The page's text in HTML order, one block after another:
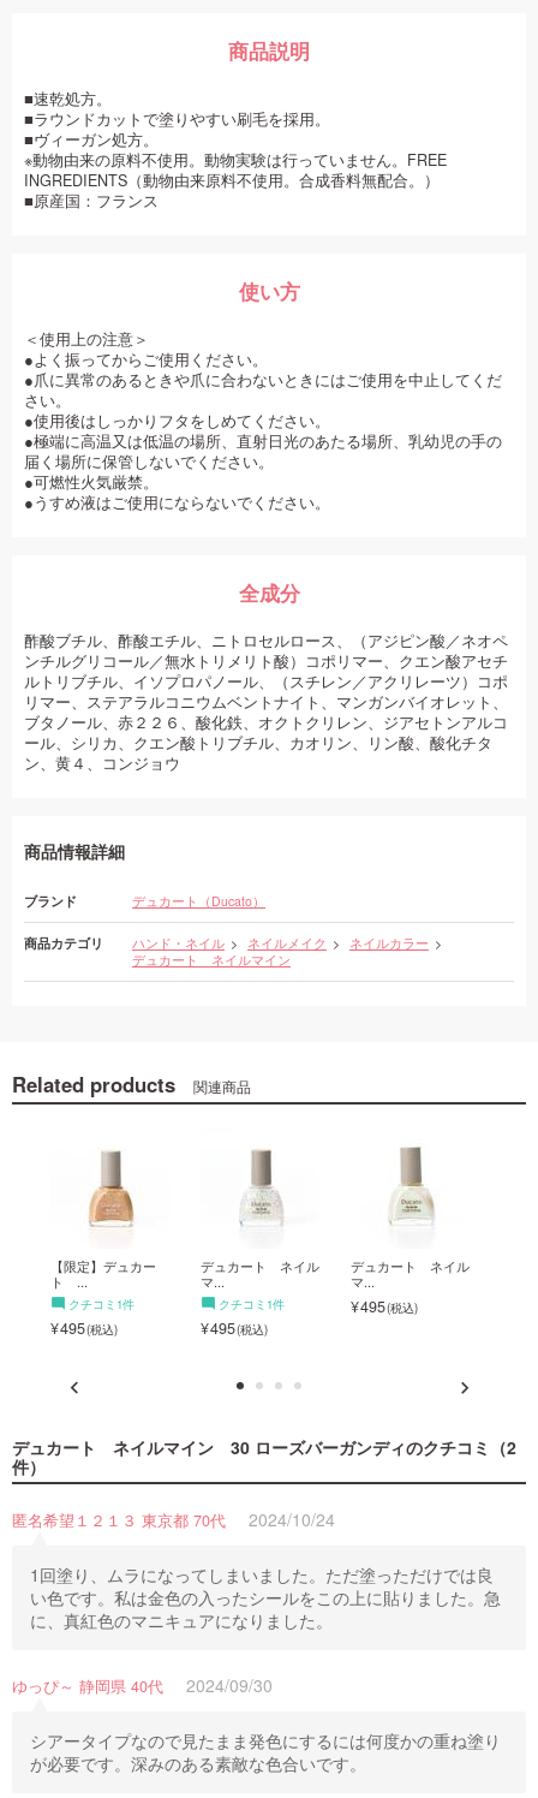
商品説明
■速乾処方。
■ラウンドカットで塗りやすい刷毛を採用。
■ヴィーガン処方。
※動物由来の原料不使用。動物実験は行っていません。FREE
INGREDIENTS（動物由来原料不使用。合成香料無配合。）
■原産国：フランス
使い方
＜使用上の注意＞
●よく振ってからご使用ください。
●爪に異常のあるときや爪に合わないときにはご使用を中止してくだ
さい。
●使用後はしっかりフタをしめてください。
●極端に高温又は低温の場所、直射日光のあたる場所、乳幼児の手の
届く場所に保管しないでください。
●可燃性火気厳禁。
●うすめ液はご使用にならないでください。
全成分
酢酸ブチル、酢酸エチル、ニトロセルロース、（アジピン酸／ネオペ
ンチルグリコール／無水トリメリト酸）コポリマー、クエン酸アセチ
ルトリブチル、イソプロパノール、（スチレン／アクリレーツ）コポ
リマー、ステアラルコニウムベントナイト、マンガンバイオレット、
ブタノール、赤２２６、酸化鉄、オクトクリレン、ジアセトンアルコ
ール、シリカ、クエン酸トリブチル、カオリン、リン酸、酸化チタ
ン、黄４、コンジョウ
商品情報詳細
ブランド デュカート（Ducato）
商品カテゴリ ハンド・ネイル ネイルメイク
ネイルカラー
デュカート ネイルマイン
Related products 関連商品
【限定】デュカー
ト ...
クチコミ1件
495
デュカート ネイル
マ...
クチコミ1件
495
デュカート ネイル
マ...
495
デュカート ネイルマイン 30 ローズバーガンディのクチコミ（2
件）
匿名希望１２１３ 東京都 70代 2024/10/24
1回塗り、ムラになってしまいました。ただ塗っただけでは良
い色です。私は金色の入ったシールをこの上に貼りました。急
に、真紅色のマニキュアになりました。
ゆっぴ～ 静岡県 40代 2024/09/30
シアータイプなので見たまま発色にするには何度かの重ね塗り
が必要です。深みのある素敵な色合いです。